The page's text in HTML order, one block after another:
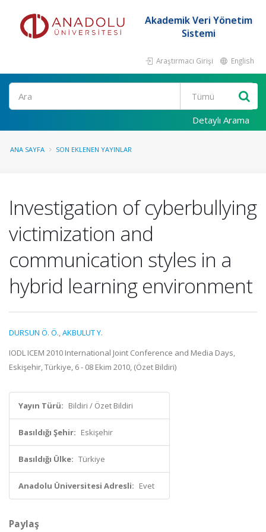
Akademik Veri Yönetim
Sistemi
Araştırmacı Girişi English
Ara
Detaylı Arama
ANA SAYFA SON EKLENEN YAYINLAR
Investigation of cyberbullying
victimization and
communication styles in a
hybrid learning environment
DURSUN Ö. Ö.,AKBULUT Y.
IODL ICEM 2010 International Joint Conference and Media Days,
Eskişehir, Türkiye, 6 - 08 Ekim 2010, (Özet Bildiri)
Yayın Türü: Bildiri / Özet Bildiri
Basıldığı Şehir: Eskişehir
Basıldığı Ülke: Türkiye
Anadolu Üniversitesi Adresli: Evet
Paylaş